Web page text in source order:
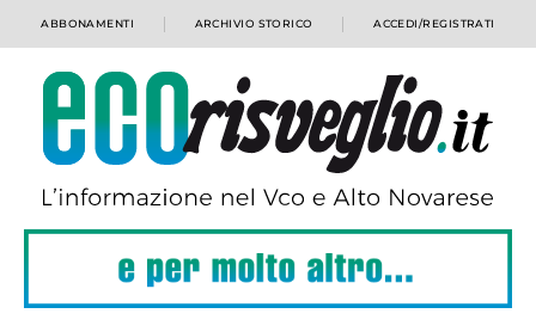
ABBONAMENTI ARCHIVIO STORICO ACCEDI/REGISTRATI